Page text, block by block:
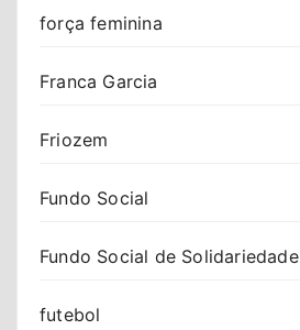
força feminina
Franca Garcia
Friozem
Fundo Social
Fundo Social de Solidariedade
futebol